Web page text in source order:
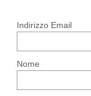
Indirizzo Email
Nome